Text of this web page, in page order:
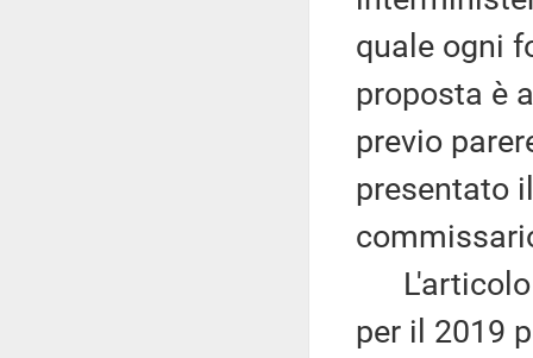
quale ogni
proposta è
previo
presentato
L'articolo
per il 2019